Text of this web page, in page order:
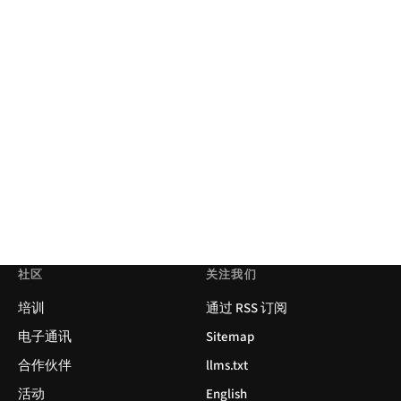
社区
培训
电子通讯
合作伙伴
活动
关注我们
通过 RSS 订阅
Sitemap
llms.txt
English